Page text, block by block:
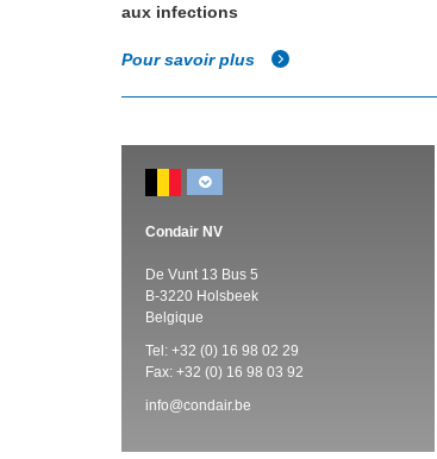
aux infections
Pour savoir plus
Condair NV
De Vunt 13 Bus 5
B-3220 Holsbeek
Belgique
Tel: +32 (0) 16 98 02 29
Fax: +32 (0) 16 98 03 92
info@condair.be